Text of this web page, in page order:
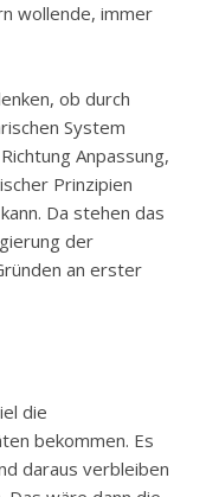
wollende, immer
ob durch
System
Anpassung,
Prinzipien
Da stehen das
der
an erster
die
bekommen. Es
daraus verbleiben